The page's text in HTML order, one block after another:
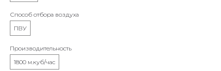
Способ отбора воздуха
ПВУ
Производительность
1800 м.куб/час